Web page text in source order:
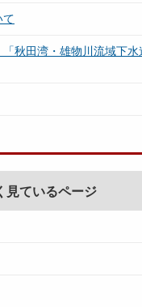
て
秋田湾・雄物川流域下
見ているページ